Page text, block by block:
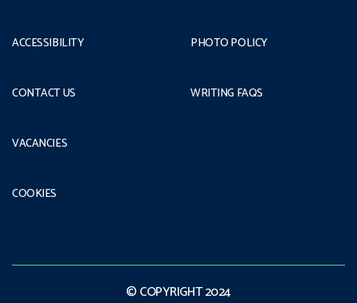
ACCESSIBILITY
CONTACT US
PHOTO POLICY
WRITING FAQS
VACANCIES
COOKIES
© COPYRIGHT 2024